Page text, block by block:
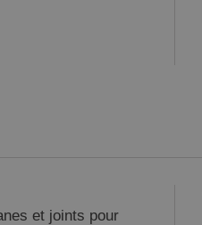
et joints pour